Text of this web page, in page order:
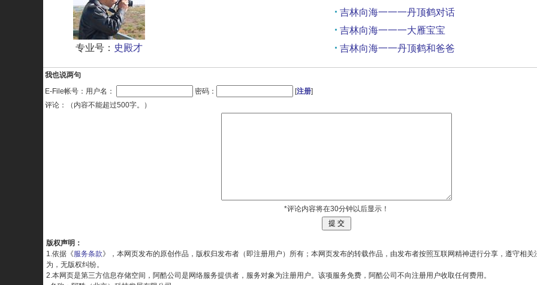
专业号： 史殿才
吉林向海一一一丹顶鹤对话
吉林向海一一一大雁宝宝
吉林向海一一丹顶鹤和爸爸
吉林向海一一丹顶鹤和爸爸
我也说两句
E-File帐号：用户名：
密码： [注册]
评论：（内容不能超过500字。）
*评论内容将在30分钟以后显示！
版权声明：
1.依据《服务条款》，本网页发布的原创作品，版权归发布者（即注册用户）所有；本网页发布的转载作品，由发布者按照互联网精神进行分享，遵守相
为，无版权纠纷。
2.本网页是第三方信息存储空间，阿酷公司是网络服务提供者，服务对象为注册用户。该项服务免费，阿酷公司不向注册用户收取任何费用。